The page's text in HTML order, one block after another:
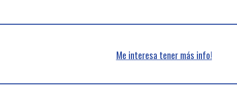
Me interesa tener más info!